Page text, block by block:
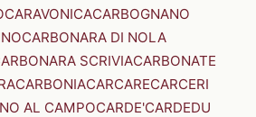
CARAVONICACARBOGNANO
CARBONARA DI NOLA
SCRIVIACARBONATE
CARBONIACARCARECARCERI
AL CAMPOCARDE'CARDEDU